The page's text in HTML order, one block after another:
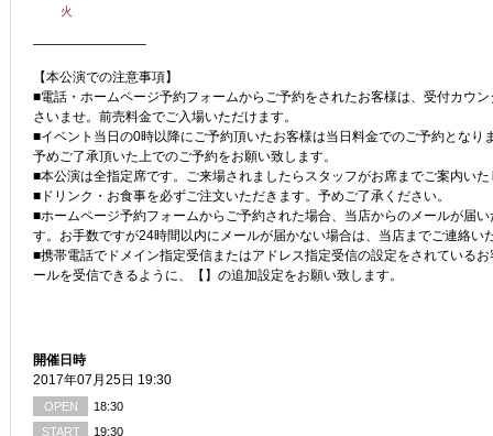
火
————————–
【本公演での注意事項】
■電話・ホームページ予約フォームからご予約をされたお客様は、受付カウ
さいませ。前売料金でご入場いただけます。
■イベント当日の0時以降にご予約頂いたお客様は当日料金でのご予約となり
予めご了承頂いた上でのご予約をお願い致します。
■本公演は全指定席です。ご来場されましたらスタッフがお席までご案内いた
■ドリンク・お食事を必ずご注文いただきます。予めご了承ください。
■ホームページ予約フォームからご予約された場合、当店からのメールが届
す。お手数ですが24時間以内にメールが届かない場合は、当店までご連絡い
■携帯電話でドメイン指定受信またはアドレス指定受信の設定をされている
ールを受信できるように、【】の追加設定をお願い致します。
開催日時
2017年07月25日 19:30
OPEN
18:30
START
19:30